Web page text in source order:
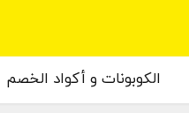
الكوبونات و أكواد الخصم